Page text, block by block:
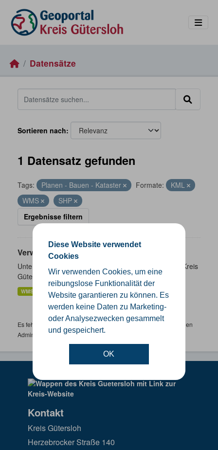
Diese Website verwendet
Cookies
Wir verwenden Cookies, um eine
reibungslose Funktionalität der
Website garantieren zu können. Es
werden keine Daten zu Marketing-
oder Analysezwecken gesammelt
und gespeichert.
OK
Datensätze
Sortieren nach
1 Datensatz gefunden
Tags: Planen - Bauen - Kataster Formate:
KML
WMS
SHP
Ergebnisse filtern
Verwaltungsgrenzen
Unterschiedliche Ebenen der Verwaltungsgrenzen im Kreis
Gütersloh
WMS SHP GeoJSON KML
Es fehlen spezifische Datensätze? Wenden Sie sich bitte an einen
Administrator unter:support.gis@kreis-guetersloh.de
Kontakt
Kreis Gütersloh
Herzebrocker Straße 140